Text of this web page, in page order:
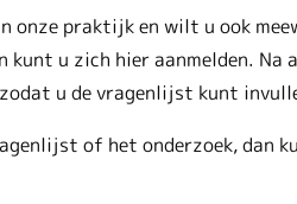
onze praktijk en wilt u ook
kunt u zich hier aanmelden.
u de vragenlijst kunt
of het onderzoek, dan